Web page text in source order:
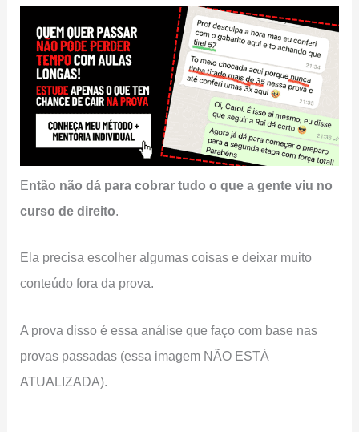
Então não dá para cobrar tudo o que a gente viu no
curso de direito.
Ela precisa escolher algumas coisas e deixar muito
conteúdo fora da prova.
A prova disso é essa análise que faço com base nas
provas passadas (essa imagem NÃO ESTÁ
ATUALIZADA).